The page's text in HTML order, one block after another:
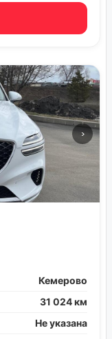
›
Кемерово
31 024 км
Не указана